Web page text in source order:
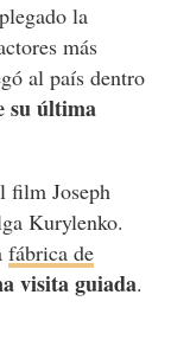
la
más
al país dentro
su última
film Joseph
Kurylenko.
fábrica de
visita guiada.